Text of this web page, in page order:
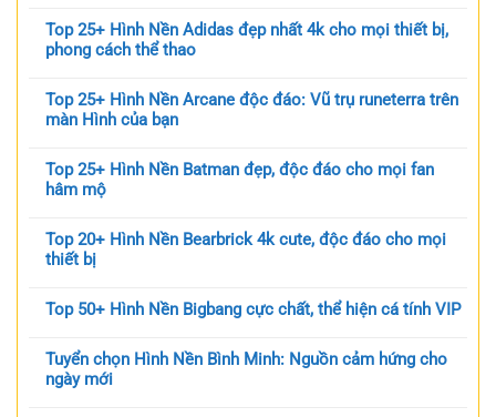
Top 25+ Hình Nền Adidas đẹp nhất 4k cho mọi thiết bị,
phong cách thể thao
Top 25+ Hình Nền Arcane độc đáo: Vũ trụ runeterra trên
màn Hình của bạn
Top 25+ Hình Nền Batman đẹp, độc đáo cho mọi fan
hâm mộ
Top 20+ Hình Nền Bearbrick 4k cute, độc đáo cho mọi
thiết bị
Top 50+ Hình Nền Bigbang cực chất, thể hiện cá tính VIP
Tuyển chọn Hình Nền Bình Minh: Nguồn cảm hứng cho
ngày mới